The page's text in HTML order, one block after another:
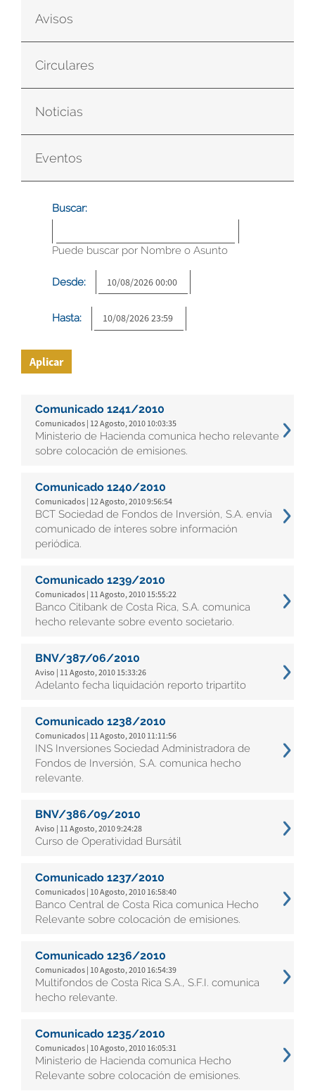
Avisos
Circulares
Noticias
Eventos
Buscar:
Puede buscar por Nombre o Asunto
Desde:
Hasta:
Aplicar
Comunicado 1241/2010
Comunicados | 12 Agosto, 2010 10:03:35
Ministerio de Hacienda comunica hecho relevante
sobre colocación de emisiones.
Comunicado 1240/2010
Comunicados | 12 Agosto, 2010 9:56:54
BCT Sociedad de Fondos de Inversión, S.A. envía
comunicado de ínteres sobre información
periódica.
Comunicado 1239/2010
Comunicados | 11 Agosto, 2010 15:55:22
Banco Citibank de Costa Rica, S.A. comunica
hecho relevante sobre evento societario.
BNV/387/06/2010
Aviso | 11 Agosto, 2010 15:33:26
Adelanto fecha liquidación reporto tripartito
Comunicado 1238/2010
Comunicados | 11 Agosto, 2010 11:11:56
INS Inversiones Sociedad Administradora de
Fondos de Inversión, S.A. comunica hecho
relevante.
BNV/386/09/2010
Aviso | 11 Agosto, 2010 9:24:28
Curso de Operatividad Bursátil
Comunicado 1237/2010
Comunicados | 10 Agosto, 2010 16:58:40
Banco Central de Costa Rica comunica Hecho
Relevante sobre colocación de emisiones.
Comunicado 1236/2010
Comunicados | 10 Agosto, 2010 16:54:39
Multifondos de Costa Rica S.A., S.F.I. comunica
hecho relevante.
Comunicado 1235/2010
Comunicados | 10 Agosto, 2010 16:05:31
Ministerio de Hacienda comunica Hecho
Relevante sobre colocación de emisiones.